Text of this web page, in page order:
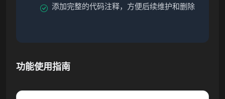
添加完整的代码注释，方便后续维护和删除
功能使用指南